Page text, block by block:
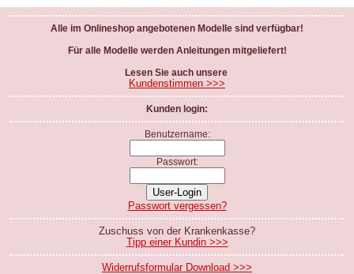
Alle im Onlineshop angebotenen Modelle sind verfügbar!
Für alle Modelle werden Anleitungen mitgeliefert!
Lesen Sie auch unsere
Kundenstimmen >>>
Kunden login:
Benutzername:
Passwort:
Passwort vergessen?
Zuschuss von der Krankenkasse?
Tipp einer Kundin >>>
Widerrufsformular Download >>>